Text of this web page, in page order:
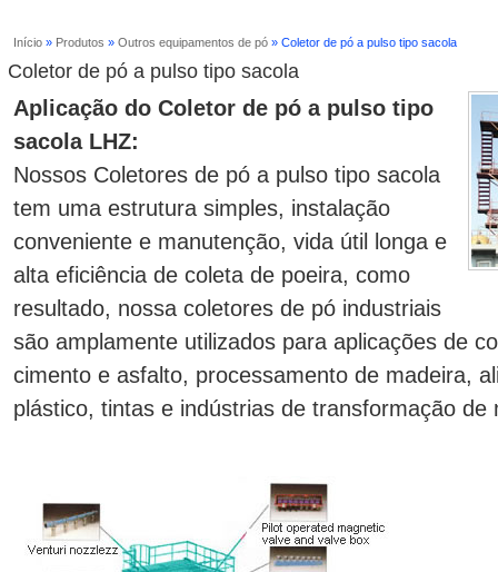
Início » Produtos » Outros equipamentos de pó » Coletor de pó a pulso tipo sacola
Coletor de pó a pulso tipo sacola
Aplicação do Coletor de pó a pulso tipo
sacola LHZ:
Nossos Coletores de pó a pulso tipo sacola
tem uma estrutura simples, instalação
conveniente e manutenção, vida útil longa e
alta eficiência de coleta de poeira, como
resultado, nossa coletores de pó industriais
são amplamente utilizados para aplicações de
cimento e asfalto, processamento de madeira,
plástico, tintas e indústrias de transformação de